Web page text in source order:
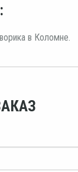
в Коломне.